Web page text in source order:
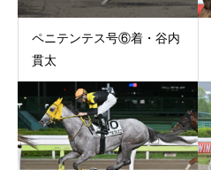
ペニテンテス号⑥着・谷内
貫太